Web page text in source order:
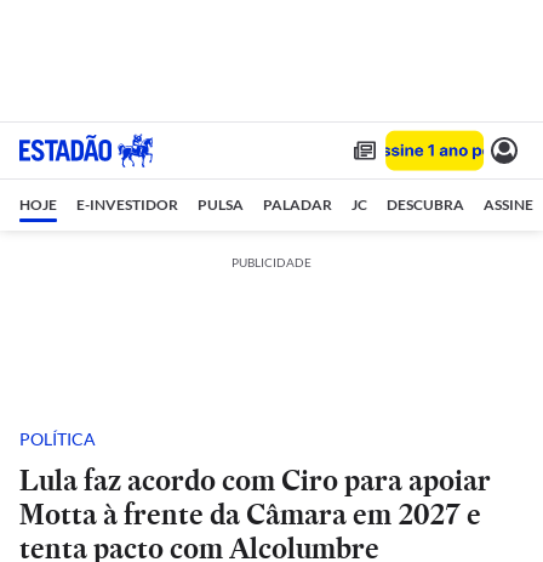
HOJE E-INVESTIDOR PULSA PALADAR JC DESCUBRA ASSINE
PUBLICIDADE
POLÍTICA
Lula faz acordo com Ciro para apoiar
Motta à frente da Câmara em 2027 e
tenta pacto com Alcolumbre